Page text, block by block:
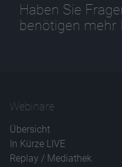
Haben Sie
benötigen mehr
Webinare
Übersicht
In Kürze LIVE
Replay / Mediathek